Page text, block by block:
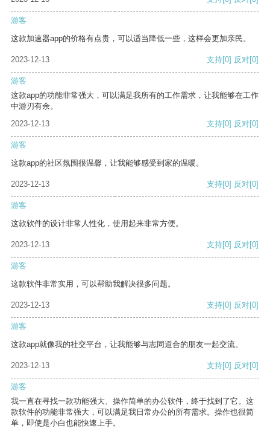
游客
这款加速器app的价格有点贵，可以适当降低一些，这样会更加亲民。
2023-12-13 支持[0] 反对[0]
游客
这款app的功能非常强大，可以满足我所有的工作需求，让我能够在工作
中游刃有余。
2023-12-13
支持[0] 反对[0]
游客
这款app的社区氛围很温馨，让我能够感受到家的温暖。
2023-12-13 支持[0] 反对[0]
游客
这款软件的设计非常人性化，使用起来非常方便。
2023-12-13 支持[0] 反对[0]
游客
这款软件非常实用，可以帮助我解决很多问题。
2023-12-13 支持[0] 反对[0]
游客
这款app就像我的社交平台，让我能够与志同道合的朋友一起交流。
2023-12-13 支持[0] 反对[0]
游客
我一直在寻找一款功能强大、操作简单的办公软件，终于找到了它。这
款软件的功能非常强大，可以满足我日常办公的所有需求。操作也很简
单，即使是小白也能快速上手。